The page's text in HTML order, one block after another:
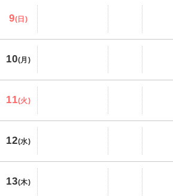
9(日)
10(月)
11(火)
12(水)
13(木)